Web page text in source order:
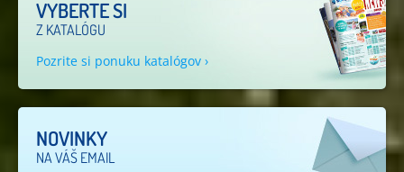
VYBERTE SI
Z KATALÓGU
Pozrite si ponuku katalógov ›
NOVINKY
NA VÁŠ EMAIL